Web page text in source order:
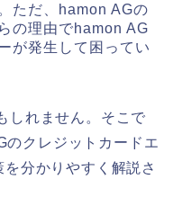
ただ、hamon AGの
の理由でhamon AG
が発生して困ってい
しれません。そこで
のクレジットカードエ
分かりやすく解説さ